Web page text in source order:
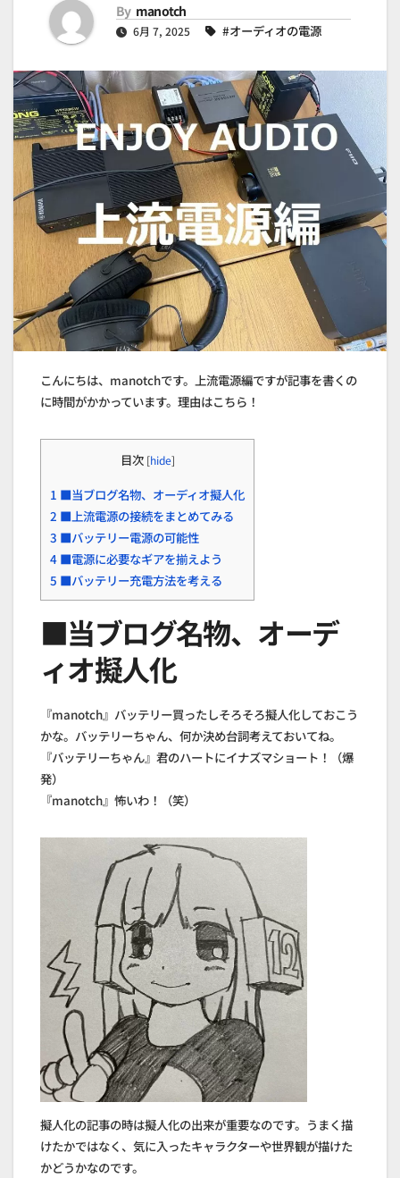
By manotch
6月 7, 2025 #オーディオの電源
こんにちは、manotchです。上流電源編ですが記事を書くの
に時間がかかっています。理由はこちら！
目次 [hide]
1 ■当ブログ名物、オーディオ擬人化
2 ■上流電源の接続をまとめてみる
3 ■バッテリー電源の可能性
4 ■電源に必要なギアを揃えよう
5 ■バッテリー充電方法を考える
■当ブログ名物、オーデ
ィオ擬人化
『manotch』バッテリー買ったしそろそろ擬人化しておこう
かな。バッテリーちゃん、何か決め台詞考えておいてね。
『バッテリーちゃん』君のハートにイナズマショート！（爆
発）
『manotch』怖いわ！（笑）
擬人化の記事の時は擬人化の出来が重要なのです。うまく描
けたかではなく、気に入ったキャラクターや世界観が描けた
かどうかなのです。